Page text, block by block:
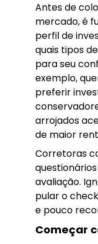
Antes de
mercado, é
perfil de
quais tipos
para seu
exemplo,
preferir
arrojados
de maior
Corretoras
avaliação.
pular o
e pouco
Começar